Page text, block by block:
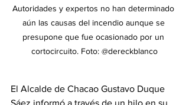
Autoridades y expertos no han determinado
aún las causas del incendio aunque se
presupone que fue ocasionado por un
cortocircuito. Foto: @dereckblanco
El Alcalde de Chacao Gustavo Duque